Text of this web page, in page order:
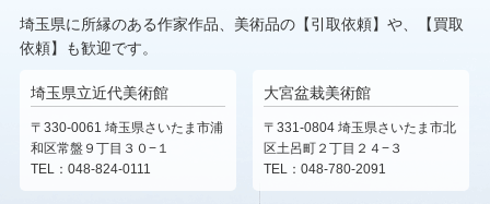
埼玉県に所縁のある作家作品、美術品の【引取依頼】や、【買取
依頼】も歓迎です。
埼玉県立近代美術館
〒330-0061 埼玉県さいたま市浦
和区常盤９丁目３０−１
TEL：048-824-0111
大宮盆栽美術館
〒331-0804 埼玉県さいたま市北
区土呂町２丁目２４−３
TEL：048-780-2091